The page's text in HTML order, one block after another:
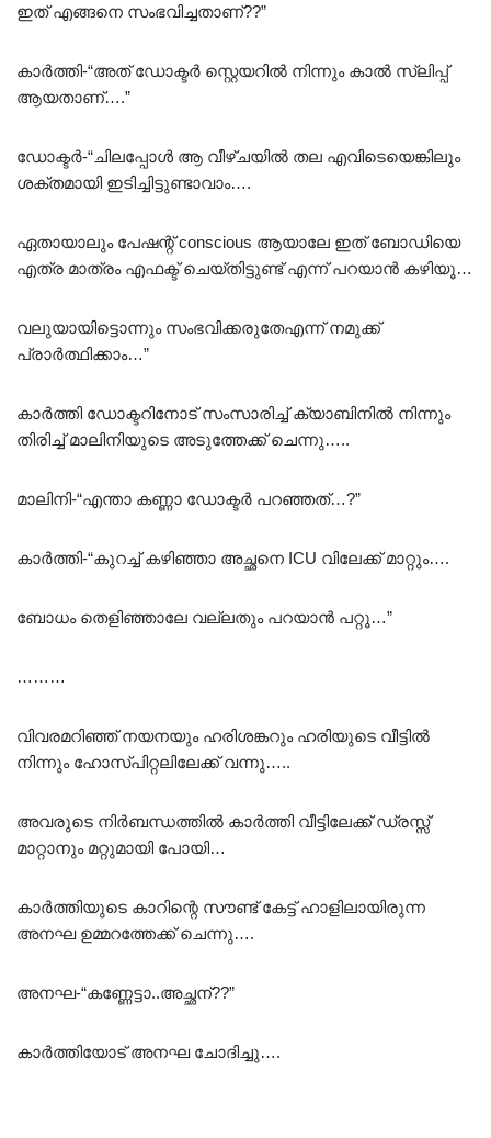
ഇത് എങ്ങനെ സംഭവിച്ചതാണ്??”
കാർത്തി-“അത് ഡോക്ടർ സ്റ്റെയറിൽ നിന്നും കാൽ സ്ലിപ്പ്
ആയതാണ്….”
ഡോക്ടർ-“ചിലപ്പോൾ ആ വീഴ്ചയിൽ തല എവിടെയെങ്കിലും
ശക്തമായി ഇടിച്ചിട്ടുണ്ടാവാം….
ഏതായാലും പേഷന്റ് conscious ആയാലേ ഇത് ബോഡിയെ
എത്ര മാത്രം എഫക്ട് ചെയ്തിട്ടുണ്ട് എന്ന് പറയാൻ കഴിയൂ…
വലുയായിട്ടൊന്നും സംഭവിക്കരുതേഎന്ന് നമുക്ക്
പ്രാർത്ഥിക്കാം…”
കാർത്തി ഡോക്ടറിനോട് സംസാരിച്ച് ക്യാബിനിൽ നിന്നും
തിരിച്ച് മാലിനിയുടെ അടുത്തേക്ക് ചെന്നു…..
മാലിനി-“എന്താ കണ്ണാ ഡോക്ടർ പറഞ്ഞത്…?”
കാർത്തി-“കുറച്ച് കഴിഞ്ഞാ അച്ഛനെ ICU വിലേക്ക് മാറ്റും….
ബോധം തെളിഞ്ഞാലേ വല്ലതും പറയാൻ പറ്റൂ…”
………
വിവരമറിഞ്ഞ് നയനയും ഹരിശങ്കറും ഹരിയുടെ വീട്ടിൽ
നിന്നും ഹോസ്പിറ്റലിലേക്ക് വന്നു…..
അവരുടെ നിർബന്ധത്തിൽ കാർത്തി വീട്ടിലേക്ക് ഡ്രസ്സ്
മാറ്റാനും മറ്റുമായി പോയി…
കാർത്തിയുടെ കാറിന്റെ സൗണ്ട് കേട്ട് ഹാളിലായിരുന്ന
അനഘ ഉമ്മറത്തേക്ക് ചെന്നു….
അനഘ-“കണ്ണേട്ടാ..അച്ഛന്??”
കാർത്തിയോട് അനഘ ചോദിച്ചു….